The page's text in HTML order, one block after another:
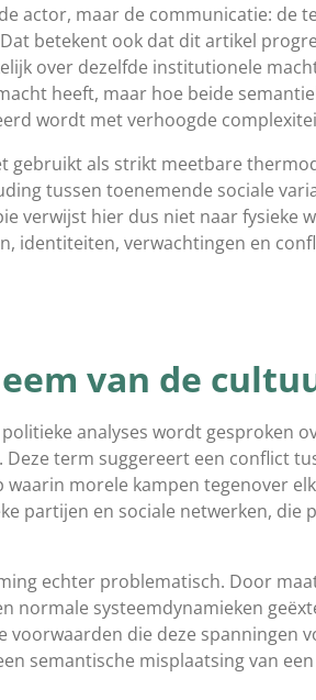
actor, maar de communicatie: de
betekent ook dat dit artikel
over dezelfde institutionele
heeft, maar hoe beide
wordt met verhoogde
gebruikt als strikt meetbare
tussen toenemende sociale
verwijst hier dus niet naar fysieke
identiteiten, verwachtingen en
van de
analyses wordt gesproken
term suggereert een conflict
morele kampen tegenover
partijen en sociale netwerken,
echter problematisch. Door
normale systeemdynamieken
die deze spanningen
semantische misplaatsing van